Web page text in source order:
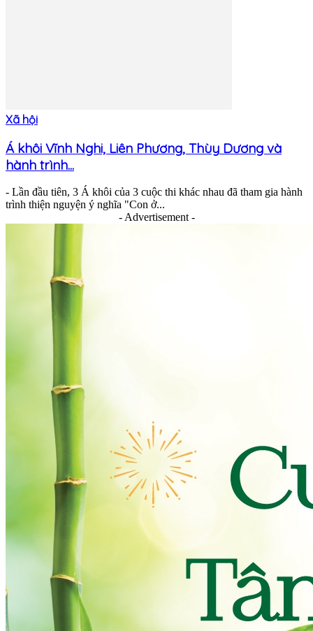
Xã hội
Á khôi Vĩnh Nghi, Liên Phương, Thùy Dương và
hành trình...
- Lần đầu tiên, 3 Á khôi của 3 cuộc thi khác nhau đã tham gia hành
trình thiện nguyện ý nghĩa "Con ở...
- Advertisement -